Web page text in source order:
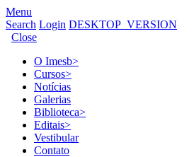
Menu
Search Login DESKTOP_VERSION
Close
O Imesb>
Cursos>
Notícias
Galerias
Biblioteca>
Editais>
Vestibular
Contato